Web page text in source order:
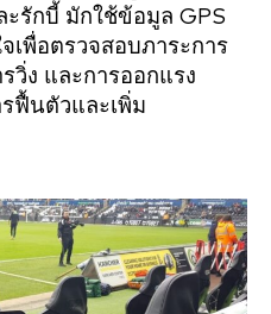
รักบี้ มักใช้ข้อมูล GPS
เพื่อตรวจสอบภาระการ
วิ่ง และการออกแรง
ฟื้นตัวและเพิ่ม